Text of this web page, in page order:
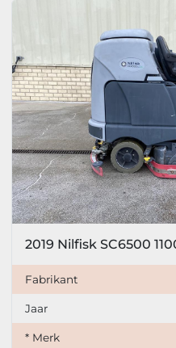
Fabrikant
Jaar
* Merk